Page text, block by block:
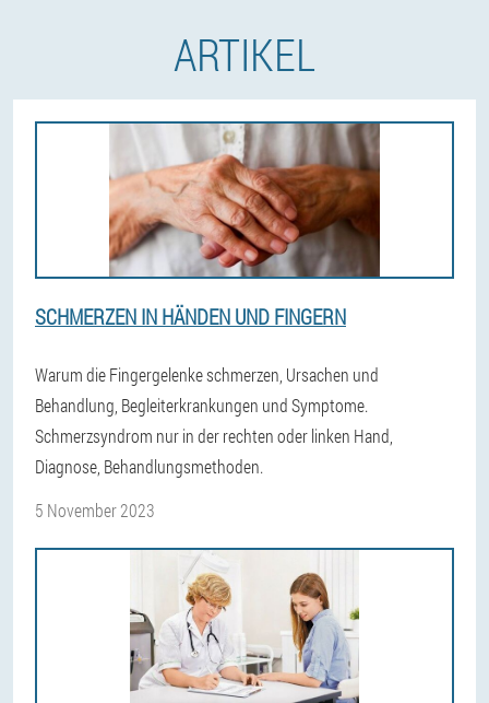
ARTIKEL
SCHMERZEN IN HÄNDEN UND FINGERN
Warum die Fingergelenke schmerzen, Ursachen und
Behandlung, Begleiterkrankungen und Symptome.
Schmerzsyndrom nur in der rechten oder linken Hand,
Diagnose, Behandlungsmethoden.
5 November 2023